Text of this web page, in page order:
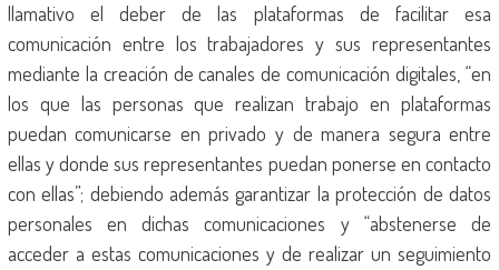
llamativo el deber de las plataformas de facilitar esa
comunicación entre los trabajadores y sus representantes
mediante la creación de canales de comunicación digitales, “en
los que las personas que realizan trabajo en plataformas
puedan comunicarse en privado y de manera segura entre
ellas y donde sus representantes puedan ponerse en contacto
con ellas”; debiendo además garantizar la protección de datos
personales en dichas comunicaciones y “abstenerse de
acceder a estas comunicaciones y de realizar un seguimiento